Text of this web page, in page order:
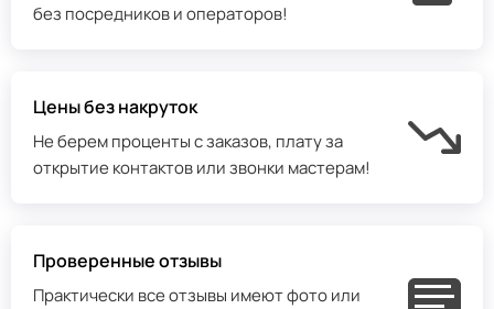
без посредников и операторов!
Цены без накруток
Не берем проценты с заказов, плату за
открытие контактов или звонки мастерам!
Проверенные отзывы
Практически все отзывы имеют фото или